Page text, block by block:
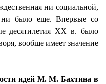
ни социальной,
было еще. Впервые со
десятилетия XX в. было
вообще имеет значение
идей М. М. Бахтина в